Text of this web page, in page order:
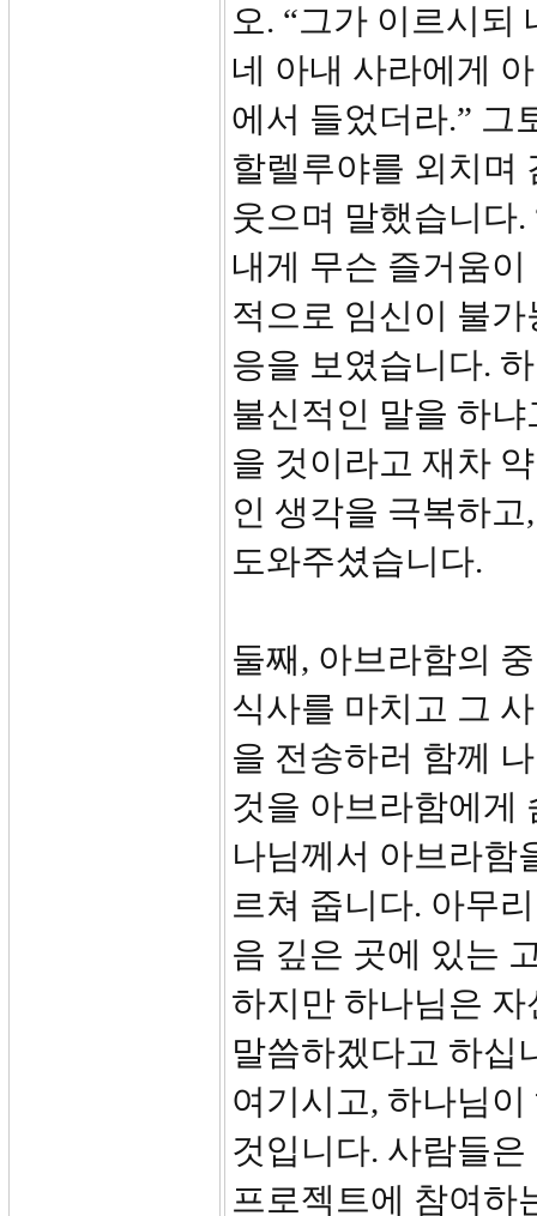
오. “그가 이르시되
네 아내 사라에게
에서 들었더라.” 그
할렐루야를 외치며
웃으며 말했습니다
내게 무슨 즐거움
적으로 임신이 불
응을 보였습니다.
불신적인 말을 하
을 것이라고 재차
인 생각을 극복하
도와주셨습니다.
둘째, 아브라함의
식사를 마치고 그
을 전송하러 함께
것을 아브라함에게
나님께서 아브라함
르쳐 줍니다. 아무
음 깊은 곳에 있는
하지만 하나님은
말씀하겠다고 하십
여기시고, 하나님
것입니다. 사람들
프로젝트에 참여하